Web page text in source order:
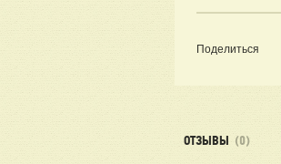
Поделиться
ОТЗЫВЫ (0)